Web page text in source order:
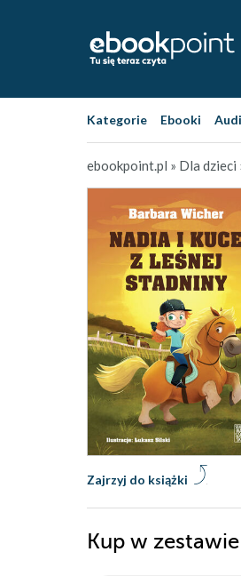
Kategorie Ebooki
ebookpoint.pl » Dla dzieci
Zajrzyj do książki
Kup w